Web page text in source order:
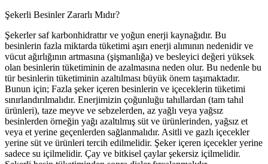
Şekerli Besinler Zararlı Mıdır?
Şekerler saf karbonhidrattır ve yoğun enerji kaynağıdır. Bu
besinlerin fazla miktarda tüketimi aşırı enerji alımının nedenidir ve
vücut ağırlığının artmasına (şişmanlığa) ve besleyici değeri yüksek
olan besinlerin tüketiminin de azalmasına neden olur. Bu nedenle bu
tür besinlerin tüketiminin azaltılması büyük önem taşımaktadır.
Bunun için; Fazla şeker içeren besinlerin ve içeceklerin tüketimi
sınırlandırılmalıdır. Enerjimizin çoğunluğu tahıllardan (tam tahıl
ürünleri), taze meyve ve sebzelerden, az yağlı veya yağsız
besinlerden örneğin yağı azaltılmış süt ve ürünlerinden, yağsız et
veya et yerine geçenlerden sağlanmalıdır. Asitli ve gazlı içecekler
yerine süt ve ürünleri tercih edilmelidir. Şeker içeren içecekler yerine
sadece su içilmelidir. Çay ve bitkisel çaylar şekersiz içilmelidir.